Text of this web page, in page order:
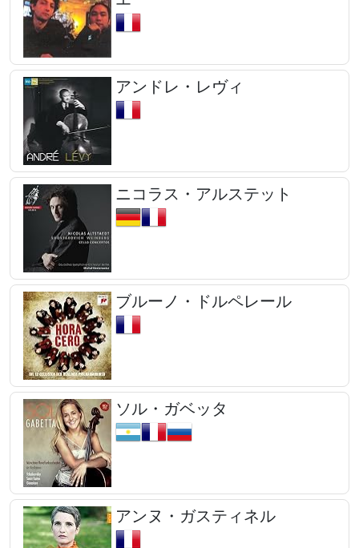
アンドレ・レヴィ
ニコラス・アルステット
ブルーノ・ドルペレール
ソル・ガベッタ
アンヌ・ガスティネル